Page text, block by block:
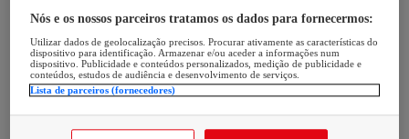
Nós e os nossos parceiros tratamos os dados para fornecermos:
Utilizar dados de geolocalização precisos. Procurar ativamente as características do
dispositivo para identificação. Armazenar e/ou aceder a informações num
dispositivo. Publicidade e conteúdos personalizados, medição de publicidade e
conteúdos, estudos de audiência e desenvolvimento de serviços.
Lista de parceiros (fornecedores)